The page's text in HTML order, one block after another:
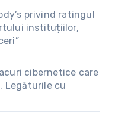
privind ratingul
instituțiilor,
cibernetice care
Legăturile cu